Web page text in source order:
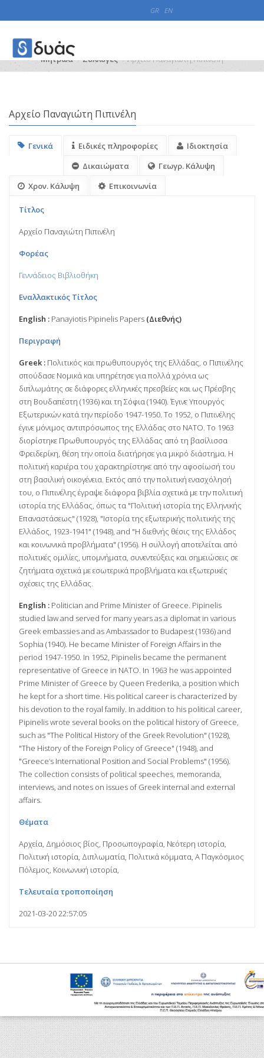
GR EN
Μητρώα Συλλογές Αρχείο Παναγιώτη Πιπινέλη
Αρχείο Παναγιώτη Πιπινέλη
Γενικά Ειδικές πληροφορίες
Ιδιοκτησία
Δικαιώματα
Γεωγρ. Κάλυψη
Χρον. Κάλυψη
Επικοινωνία
Τίτλος
Αρχείο Παναγιώτη Πιπινέλη
Φορέας
Γεννάδειος Βιβλιοθήκη
Εναλλακτικός Τίτλος
English : Panayiotis Pipinelis Papers (Διεθνής)
Περιγραφή
Greek : Πολιτικός και πρωθυπουργός της Ελλάδας, ο Πιπινέλης
σπούδασε Νομικά και υπηρέτησε για πολλά χρόνια ως
διπλωμάτης σε διάφορες ελληνικές πρεσβείες και ως Πρέσβης
στη Βουδαπέστη (1936) και τη Σόφια (1940). Έγινε Υπουργός
Εξωτερικών κατά την περίοδο 1947-1950. Το 1952, ο Πιπινέλης
έγινε μόνιμος αντιπρόσωπος της Ελλάδας στο ΝΑΤΟ. Το 1963
διορίστηκε Πρωθυπουργός της Ελλάδας από τη βασίλισσα
Φρειδερίκη, θέση την οποία διατήρησε για μικρό διάστημα. Η
πολιτική καριέρα του χαρακτηρίστηκε από την αφοσίωσή του
στη βασιλική οικογένεια. Εκτός από την πολιτική ενασχόλησή
του, ο Πιπινέλης έγραψε διάφορα βιβλία σχετικά με την πολιτική
ιστορία της Ελλάδας, όπως τα "Πολιτική ιστορία της Ελληνικής
Επαναστάσεως" (1928), "Ιστορία της εξωτερικής πολιτικής της
Ελλάδος, 1923-1941" (1948), and "Η διεθνής θέσις της Ελλάδος
και κοινωνικά προβλήματα" (1956). Η συλλογή αποτελείται από
πολιτικές ομιλίες, υπομνήματα, συνεντεύξεις και σημειώσεις σε
ζητήματα σχετικά με εσωτερικά προβλήματα και εξωτερικές
σχέσεις της Ελλάδας.
English : Politician and Prime Minister of Greece. Pipinelis
studied law and served for many years as a diplomat in various
Greek embassies and as Ambassador to Budapest (1936) and
Sophia (1940). He became Minister of Foreign Affairs in the
period 1947-1950. In 1952, Pipinelis became the permanent
representative of Greece in NATO. In 1963 he was appointed
Prime Minister of Greece by Queen Frederika, a position which
he kept for a short time. His political career is characterized by
his devotion to the royal family. In addition to his political career,
Pipinelis wrote several books on the political history of Greece,
such as "The Political History of the Greek Revolution" (1928),
"The History of the Foreign Policy of Greece" (1948), and
"Greece’s International Position and Social Problems" (1956).
The collection consists of political speeches, memoranda,
interviews, and notes on issues of Greek internal and external
affairs.
Θέματα
Αρχεία, Δημόσιος βίος, Προσωπογραφία, Νεότερη ιστορία,
Πολιτική ιστορία, Διπλωματία, Πολιτικά κόμματα, Α΄ Παγκόσμιος
Πόλεμος, Κοινωνική ιστορία,
Τελευταία τροποποίηση
2021-03-20 22:57:05